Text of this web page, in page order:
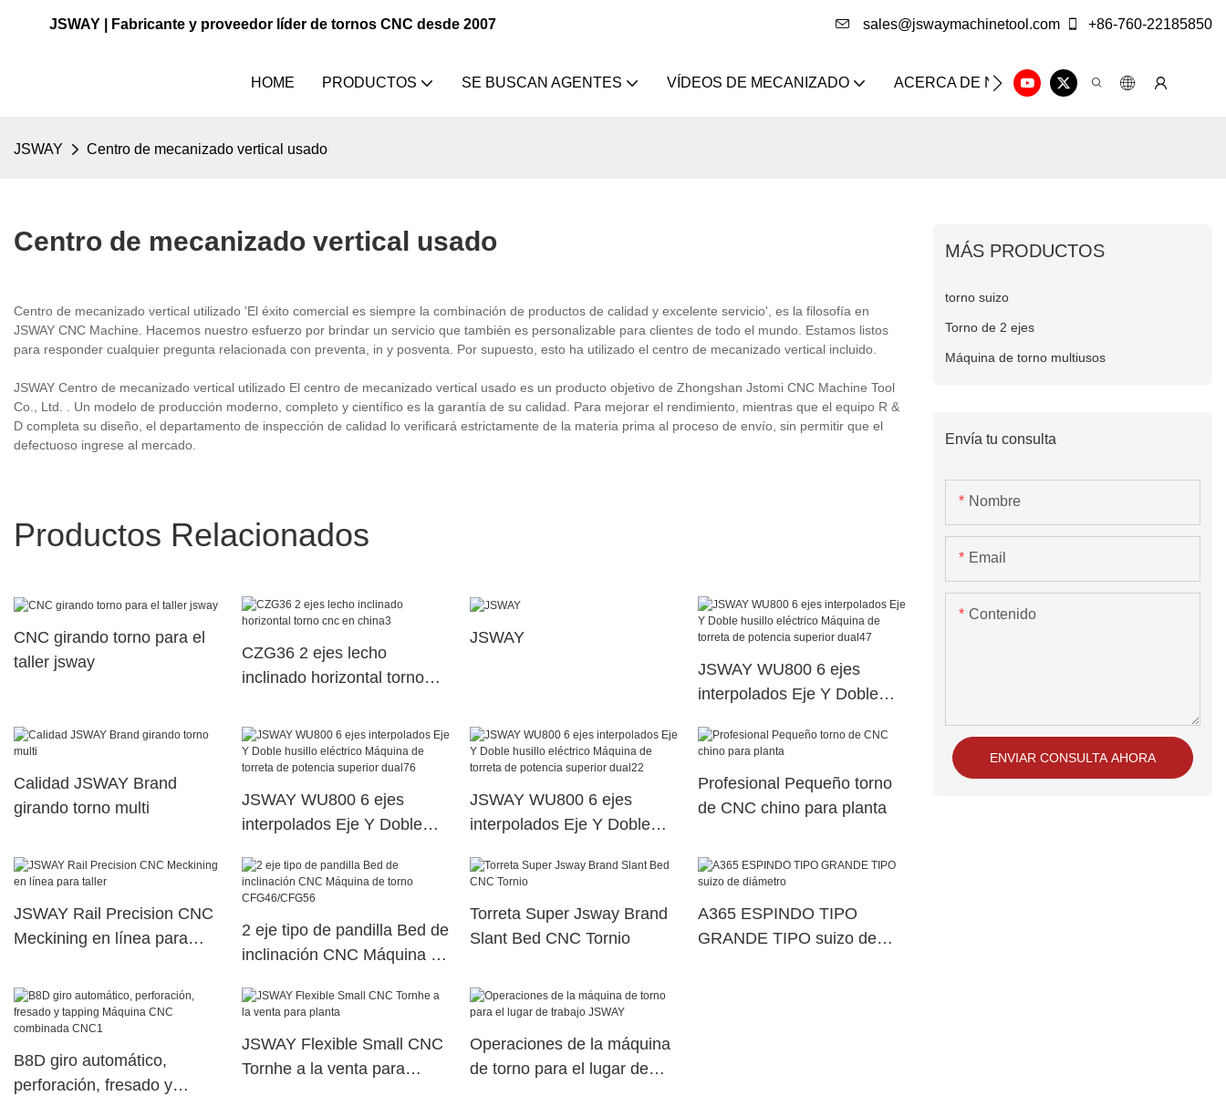
JSWAY | Fabricante y proveedor líder de tornos CNC desde 2007 sales@jswaymachinetool.com +86-760-22185850
HOME PRODUCTOS SE BUSCAN AGENTES VÍDEOS DE MECANIZADO ACERCA DE NOSOTROS SOLUCIÓN
JSWAY Centro de mecanizado vertical usado
Centro de mecanizado vertical usado
Centro de mecanizado vertical utilizado 'El éxito comercial es siempre la combinación de productos de calidad y excelente servicio', es la filosofía en
JSWAY CNC Machine. Hacemos nuestro esfuerzo por brindar un servicio que también es personalizable para clientes de todo el mundo. Estamos listos
para responder cualquier pregunta relacionada con preventa, in y posventa. Por supuesto, esto ha utilizado el centro de mecanizado vertical incluido.
JSWAY Centro de mecanizado vertical utilizado El centro de mecanizado vertical usado es un producto objetivo de Zhongshan Jstomi CNC Machine Tool
Co., Ltd. . Un modelo de producción moderno, completo y científico es la garantía de su calidad. Para mejorar el rendimiento, mientras que el equipo R &
D completa su diseño, el departamento de inspección de calidad lo verificará estrictamente de la materia prima al proceso de envío, sin permitir que el
defectuoso ingrese al mercado.
Productos Relacionados
CNC girando torno para el
taller jsway
CZG36 2 ejes lecho
inclinado horizontal torno
JSWAY
JSWAY WU800 6 ejes
interpolados Eje Y Doble
torreta de potencia superior
Calidad JSWAY Brand
girando torno multi
JSWAY WU800 6 ejes
interpolados Eje Y Doble
torreta de potencia superior
dual76
JSWAY WU800 6 ejes
interpolados Eje Y Doble
torreta de potencia superior
Profesional Pequeño torno
de CNC chino para planta
JSWAY Rail Precision CNC
Meckining en línea para
2 eje tipo de pandilla Bed de
inclinación CNC Máquina de
Torreta Super Jsway Brand
Slant Bed CNC Tornio
A365 ESPINDO TIPO
GRANDE TIPO suizo de
B8D giro automático,
perforación, fresado y
JSWAY Flexible Small CNC
Tornhe a la venta para
Operaciones de la máquina
de torno para el lugar de
MÁS PRODUCTOS
torno suizo
Torno de 2 ejes
Máquina de torno multiusos
Envía tu consulta
Nombre
Email
Contenido
ENVIAR CONSULTA AHORA